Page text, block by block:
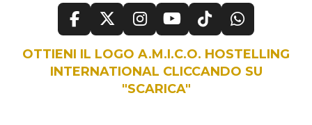
F
a
c
e
X
I
n
s
t
a
Y
o
u
T
u
T
i
k
T
W
h
a
t
OTTIENI IL LOGO A.M.I.C.O. HOSTELLING
INTERNATIONAL CLICCANDO SU
"SCARICA"